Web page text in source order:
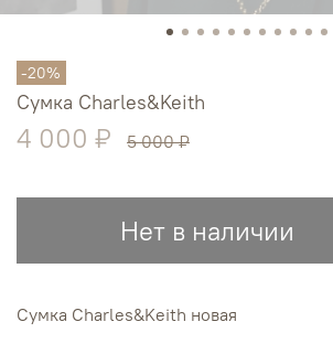
-20%
Сумка Charles&Keith
4 000 ₽ 5 000 ₽
Нет в наличии
Сумка Charles&Keith новая